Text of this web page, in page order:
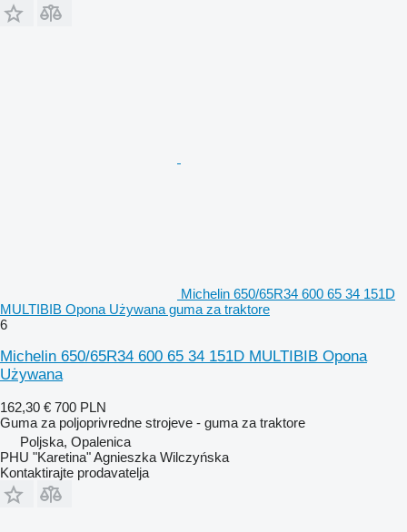
Michelin 650/65R34 600 65 34 151D
MULTIBIB Opona Używana guma za traktore
6
Michelin 650/65R34 600 65 34 151D MULTIBIB Opona
Używana
162,30 € 700 PLN
Guma za poljoprivredne strojeve - guma za traktore
Poljska, Opalenica
PHU "Karetina" Agnieszka Wilczyńska
Kontaktirajte prodavatelja